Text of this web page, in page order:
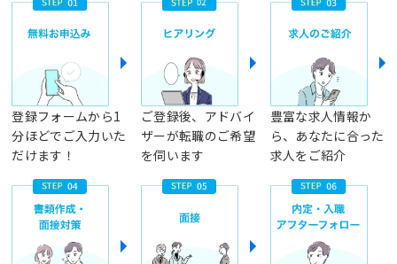
登録フォームから1
分ほどでご入力いた
だけます！
ご登録後、アドバイ
ザーが転職のご希望
を伺います
豊富な求人情報か
ら、あなたに合った
求人をご紹介